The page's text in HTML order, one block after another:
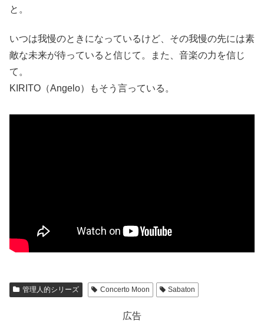
と。
いつは我慢のときになっているけど、その我慢の先には素
敵な未来が待っていると信じて。また、音楽の力を信じ
て。
KIRITO（Angelo）もそう言っている。
管理人的シリーズ Concerto Moon Sabaton
広告